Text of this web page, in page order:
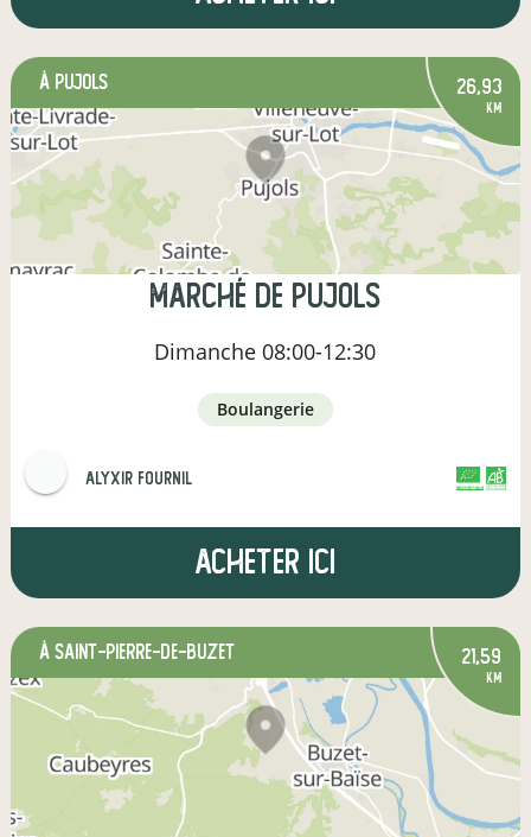
à Pujols 26,93
km
Marché de Pujols
Dimanche 08:00-12:30
boulangerie
Alyxir Fournil
Acheter ici
à Saint-Pierre-de-Buzet 21,59
km